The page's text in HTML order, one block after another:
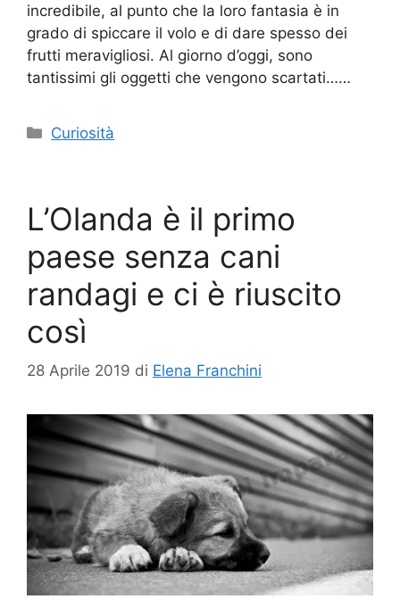
incredibile, al punto che la loro fantasia è in
grado di spiccare il volo e di dare spesso dei
frutti meravigliosi. Al giorno d’oggi, sono
tantissimi gli oggetti che vengono scartati……
Categorie
Curiosità
L’Olanda è il primo
paese senza cani
randagi e ci è riuscito
così
28 Aprile 2019 di Elena Franchini